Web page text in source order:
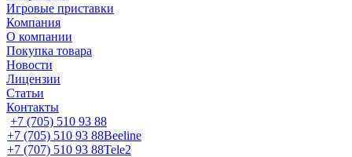
Игровые приставки
Компания
О компании
Покупка товара
Новости
Лицензии
Статьи
Контакты
+7 (705) 510 93 88
+7 (705) 510 93 88Beeline
+7 (707) 510 93 88Tele2